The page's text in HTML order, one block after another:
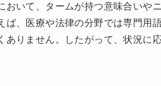
おいて、タームが持つ意味合いや
ば、医療や法律の分野では専門用
ありません。したがって、状況に